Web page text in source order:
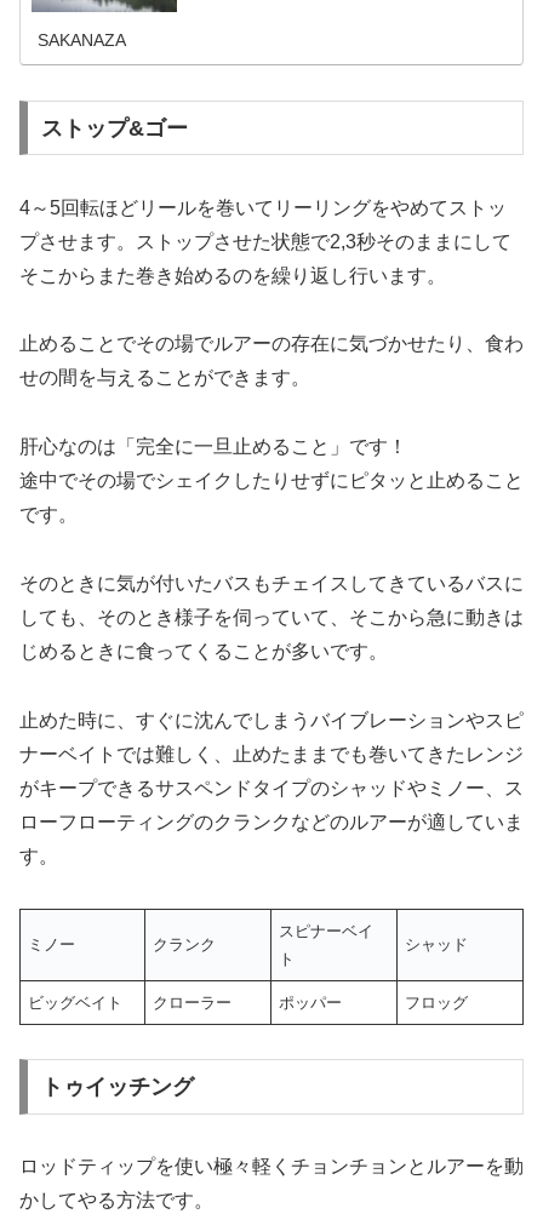
SAKANAZA
ストップ&ゴー
4～5回転ほどリールを巻いてリーリングをやめてストッ
プさせます。ストップさせた状態で2,3秒そのままにして
そこからまた巻き始めるのを繰り返し行います。
止めることでその場でルアーの存在に気づかせたり、食わ
せの間を与えることができます。
肝心なのは「完全に一旦止めること」です！
途中でその場でシェイクしたりせずにピタッと止めること
です。
そのときに気が付いたバスもチェイスしてきているバスに
しても、そのとき様子を伺っていて、そこから急に動きは
じめるときに食ってくることが多いです。
止めた時に、すぐに沈んでしまうバイブレーションやスピ
ナーベイトでは難しく、止めたままでも巻いてきたレンジ
がキープできるサスペンドタイプのシャッドやミノー、ス
ローフローティングのクランクなどのルアーが適していま
す。
ミノー クランク
スピナーベイ
ト
シャッド
ビッグベイト クローラー ポッパー フロッグ
トゥイッチング
ロッドティップを使い極々軽くチョンチョンとルアーを動
かしてやる方法です。